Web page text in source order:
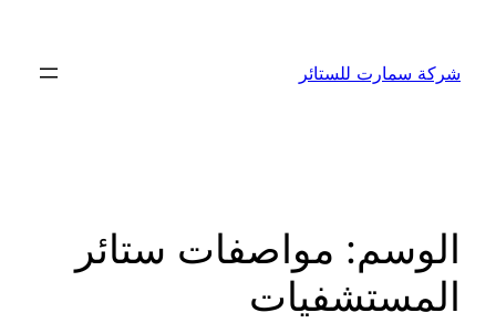
المحتوى
شركة سمارت للستائر
الوسم: مواصفات ستائر
المستشفيات